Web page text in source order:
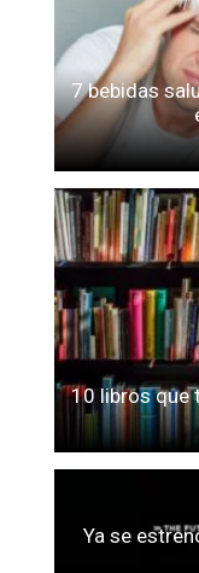
7 bebidas
10 libros que
Ya se